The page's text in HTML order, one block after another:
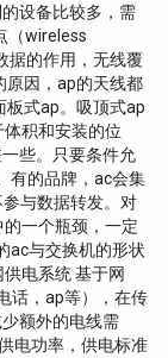
设备比较多，需
（wireless
据的作用，无线覆
原因，ap的天线都
板式ap。吸顶式ap
积和安装的位
些。只要条件允
有的品牌，ac会集
与数据转发。对
一个瓶颈，一定
ac与交换机的形状
电系统 基于网
话，ap等），在传
额外的电线需
电功率，供电标准